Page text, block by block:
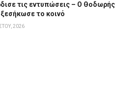
τις εντυπώσεις – Ο Θοδωρής
το κοινό
2026